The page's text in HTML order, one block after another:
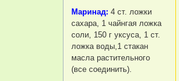
Маринад: 4 ст. ложки
сахара, 1 чайнгая ложка
соли, 150 г уксуса, 1 ст.
ложка воды,1 стакан
масла растительного
(все соединить).